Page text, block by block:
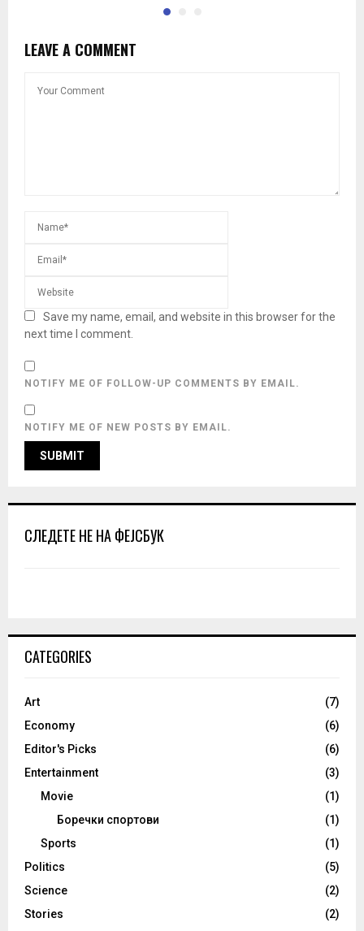
LEAVE A COMMENT
Save my name, email, and website in this browser for the
next time I comment.
NOTIFY ME OF FOLLOW-UP COMMENTS BY EMAIL.
NOTIFY ME OF NEW POSTS BY EMAIL.
СЛЕДЕТЕ НЕ НА ФЕЈСБУК
CATEGORIES
Art
(7)
Economy
(6)
Editor's Picks
(6)
Entertainment
(3)
Movie
(1)
Боречки спортови
(1)
Sports
(1)
Politics
(5)
Science
(2)
Stories
(2)